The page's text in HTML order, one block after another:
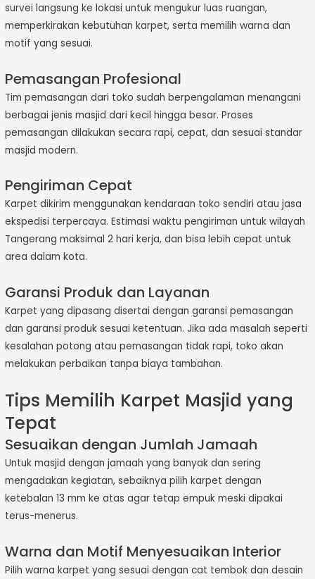
survei langsung ke lokasi untuk mengukur luas ruangan,
memperkirakan kebutuhan karpet, serta memilih warna dan
motif yang sesuai.
Pemasangan Profesional
Tim pemasangan dari toko sudah berpengalaman menangani
berbagai jenis masjid dari kecil hingga besar. Proses
pemasangan dilakukan secara rapi, cepat, dan sesuai standar
masjid modern.
Pengiriman Cepat
Karpet dikirim menggunakan kendaraan toko sendiri atau jasa
ekspedisi terpercaya. Estimasi waktu pengiriman untuk wilayah
Tangerang maksimal 2 hari kerja, dan bisa lebih cepat untuk
area dalam kota.
Garansi Produk dan Layanan
Karpet yang dipasang disertai dengan garansi pemasangan
dan garansi produk sesuai ketentuan. Jika ada masalah seperti
kesalahan potong atau pemasangan tidak rapi, toko akan
melakukan perbaikan tanpa biaya tambahan.
Tips Memilih Karpet Masjid yang
Tepat
Sesuaikan dengan Jumlah Jamaah
Untuk masjid dengan jamaah yang banyak dan sering
mengadakan kegiatan, sebaiknya pilih karpet dengan
ketebalan 13 mm ke atas agar tetap empuk meski dipakai
terus-menerus.
Warna dan Motif Menyesuaikan Interior
Pilih warna karpet yang sesuai dengan cat tembok dan desain